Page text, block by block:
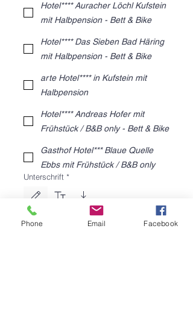
Hotel**** Auracher Löchl Kufstein
mit Halbpension - Bett & Bike
Hotel**** Das Sieben Bad Häring
mit Halbpension - Bett & Bike
arte Hotel**** in Kufstein mit
Halbpension
Hotel**** Andreas Hofer mit
Frühstück / B&B only - Bett & Bike
Gasthof Hotel*** Blaue Quelle
Ebbs mit Frühstück / B&B only
Unterschrift *
Zeichenmodus ausgewählt. Zum Zeichnen ist eine Maus
Phone Email Facebook